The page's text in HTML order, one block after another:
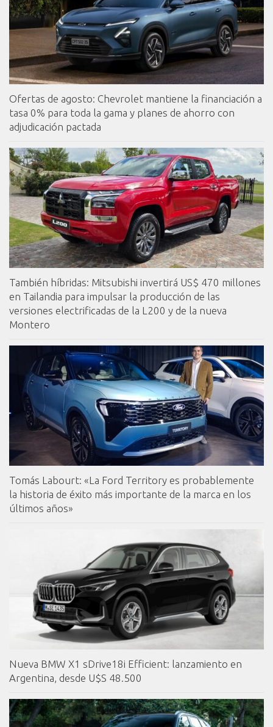
Ofertas de agosto: Chevrolet mantiene la financiación a
tasa 0% para toda la gama y planes de ahorro con
adjudicación pactada
También híbridas: Mitsubishi invertirá US$ 470 millones
en Tailandia para impulsar la producción de las
versiones electrificadas de la L200 y de la nueva
Montero
Tomás Labourt: «La Ford Territory es probablemente
la historia de éxito más importante de la marca en los
últimos años»
Nueva BMW X1 sDrive18i Efficient: lanzamiento en
Argentina, desde U$S 48.500